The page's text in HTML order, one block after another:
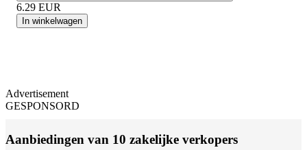
6.29 EUR
In winkelwagen
Advertisement
GESPONSORD
Aanbiedingen van 10 zakelijke verkopers